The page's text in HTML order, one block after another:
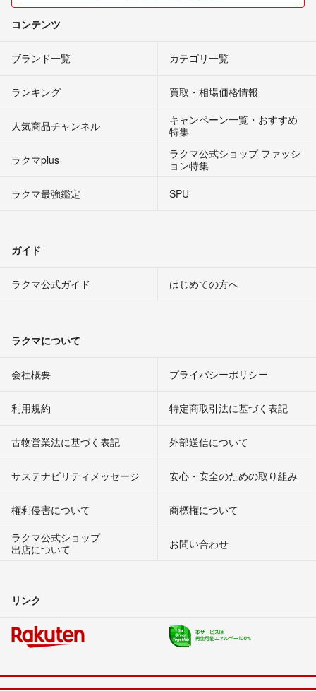
コンテンツ
ブランド一覧 カテゴリ一覧
ランキング 買取・相場価格情報
人気商品チャンネル
キャンペーン一覧・おすすめ
特集
ラクマplus
ラクマ公式ショップ ファッシ
ョン特集
ラクマ最強鑑定
SPU
ガイド
ラクマ公式ガイド はじめての方へ
ラクマについて
会社概要 プライバシーポリシー
利用規約 特定商取引法に基づく表記
古物営業法に基づく表記 外部送信について
サステナビリティメッセージ 安心・安全のための取り組み
権利侵害について
商標権について
ラクマ公式ショップ
出店について
お問い合わせ
リンク